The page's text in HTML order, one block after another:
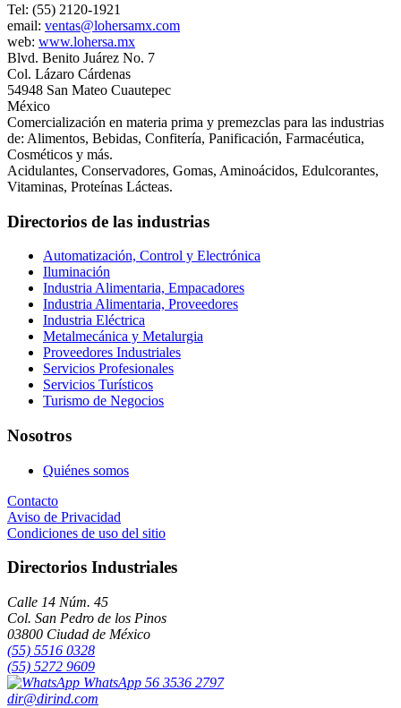
Tel: (55) 2120-1921
email: ventas@lohersamx.com
web: www.lohersa.mx
Blvd. Benito Juárez No. 7
Col. Lázaro Cárdenas
54948 San Mateo Cuautepec
México
Comercialización en materia prima y premezclas para las industrias
de: Alimentos, Bebidas, Confitería, Panificación, Farmacéutica,
Cosméticos y más.
Acidulantes, Conservadores, Gomas, Aminoácidos, Edulcorantes,
Vitaminas, Proteínas Lácteas.
Directorios de las industrias
Automatización, Control y Electrónica
Iluminación
Industria Alimentaria, Empacadores
Industria Alimentaria, Proveedores
Industria Eléctrica
Metalmecánica y Metalurgia
Proveedores Industriales
Servicios Profesionales
Servicios Turísticos
Turismo de Negocios
Nosotros
Quiénes somos
Contacto
Aviso de Privacidad
Condiciones de uso del sitio
Directorios Industriales
Calle 14 Núm. 45
Col. San Pedro de los Pinos
03800 Ciudad de México
(55) 5516 0328
(55) 5272 9609
WhatsApp 56 3536 2797
dir@dirind.com